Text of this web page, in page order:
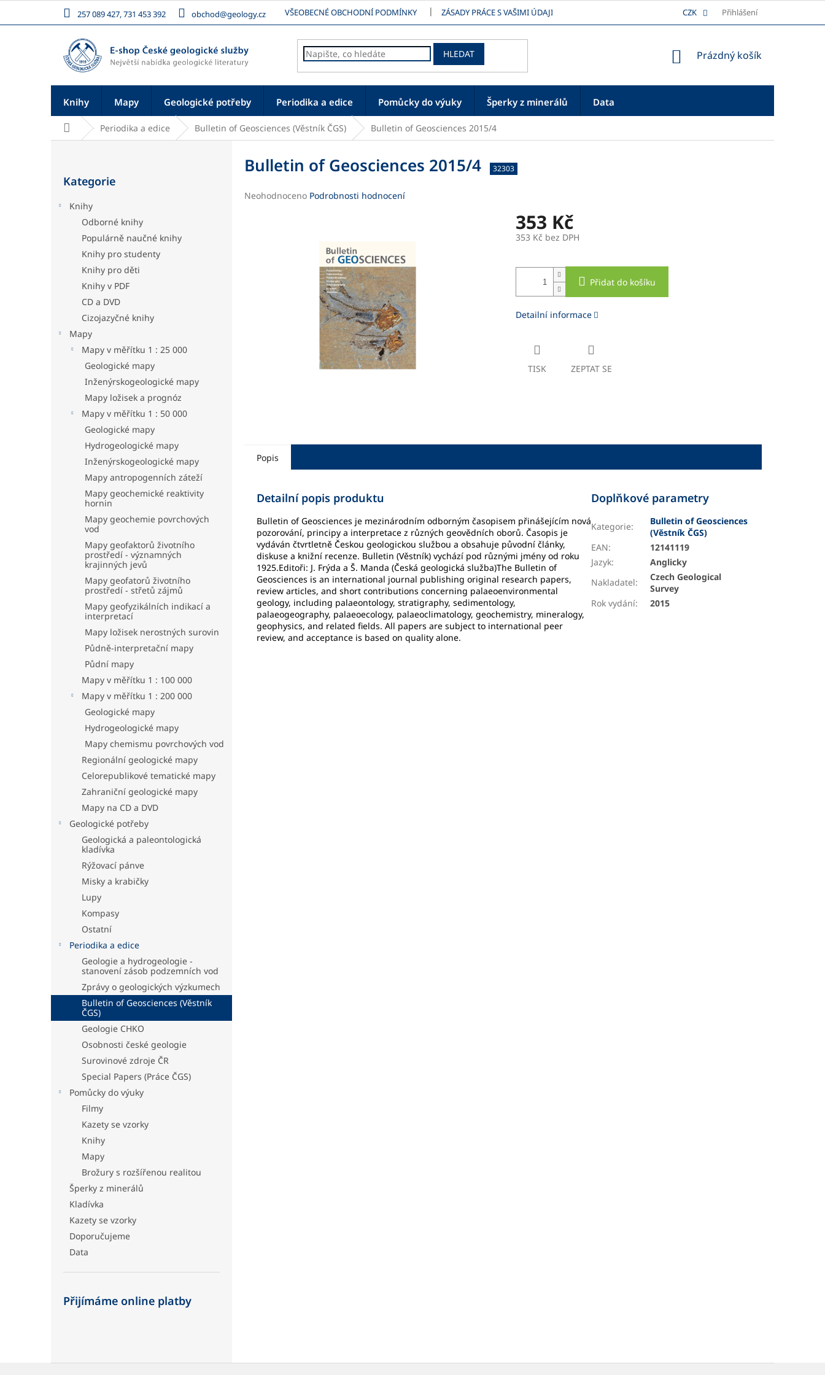
obsah
257 089 427, 731 453 392 obchod@geology.cz VŠEOBECNÉ OBCHODNÍ PODMÍNKY ZÁSADY PRÁCE S VAŠIMI ÚDAJI REKLAMAČNÍ ŘÁD PLATBA
CZK Přihlášení
HLEDAT
NÁKUPNÍ
Prázdný košík
Knihy Mapy Geologické potřeby Periodika a edice Pomůcky do výuky Šperky z minerálů Data
Domů Periodika a edice Bulletin of Geosciences (Věstník ČGS) Bulletin of Geosciences 2015/4
kategorie
Kategorie
Knihy
Odborné knihy
Populárně naučné knihy
Knihy pro studenty
Knihy pro děti
Knihy v PDF
CD a DVD
Cizojazyčné knihy
Mapy
Mapy v měřítku 1 : 25 000
Geologické mapy
Inženýrskogeologické mapy
Mapy ložisek a prognóz
Mapy v měřítku 1 : 50 000
Geologické mapy
Hydrogeologické mapy
Inženýrskogeologické mapy
Mapy antropogenních záteží
Mapy geochemické reaktivity
hornin
Mapy geochemie povrchových
vod
Mapy geofaktorů životního
prostředí - významných
krajinných jevů
Mapy geofatorů životního
prostředí - střetů zájmů
Mapy geofyzikálních indikací a
interpretací
Mapy ložisek nerostných surovin
Půdně-interpretační mapy
Půdní mapy
Mapy v měřítku 1 : 100 000
Mapy v měřítku 1 : 200 000
Geologické mapy
Hydrogeologické mapy
Mapy chemismu povrchových vod
Regionální geologické mapy
Celorepublikové tematické mapy
Zahraniční geologické mapy
Mapy na CD a DVD
Geologické potřeby
Geologická a paleontologická
kladívka
Rýžovací pánve
Misky a krabičky
Lupy
Kompasy
Ostatní
Periodika a edice
Geologie a hydrogeologie -
stanovení zásob podzemních vod
Zprávy o geologických výzkumech
Bulletin of Geosciences (Věstník
ČGS)
Geologie CHKO
Osobnosti české geologie
Surovinové zdroje ČR
Special Papers (Práce ČGS)
Pomůcky do výuky
Filmy
Kazety se vzorky
Knihy
Mapy
Brožury s rozšířenou realitou
Šperky z minerálů
Kladívka
Kazety se vzorky
Doporučujeme
Data
Přijímáme online platby
Bulletin of Geosciences 2015/4 32303
Průměrné
Neohodnoceno Podrobnosti hodnocení
353 Kč
353 Kč bez DPH
cena:
Přidat do košíku
Detailní informace
TISK ZEPTAT SE
Popis
Detailní popis produktu
Bulletin of Geosciences je mezinárodním odborným časopisem přinášejícím nová
pozorování, principy a interpretace z různých geovědních oborů. Časopis je
vydáván čtvrtletně Českou geologickou službou a obsahuje původní články,
diskuse a knižní recenze. Bulletin (Věstník) vychází pod různými jmény od roku
1925.Editoři: J. Frýda a Š. Manda (Česká geologická služba)The Bulletin of
Geosciences is an international journal publishing original research papers,
review articles, and short contributions concerning palaeoenvironmental
geology, including palaeontology, stratigraphy, sedimentology,
palaeogeography, palaeoecology, palaeoclimatology, geochemistry, mineralogy,
geophysics, and related fields. All papers are subject to international peer
review, and acceptance is based on quality alone.
Doplňkové parametry
Kategorie:
Bulletin of Geosciences
(Věstník ČGS)
EAN:
12141119
Jazyk:
Anglicky
Nakladatel:
Czech Geological
Survey
Rok vydání: 2015